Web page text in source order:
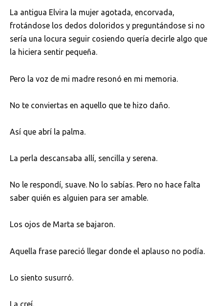
La antigua Elvira la mujer agotada, encorvada,
frotándose los dedos doloridos y preguntándose si no
sería una locura seguir cosiendo quería decirle algo que
la hiciera sentir pequeña.
Pero la voz de mi madre resonó en mi memoria.
No te conviertas en aquello que te hizo daño.
Así que abrí la palma.
La perla descansaba allí, sencilla y serena.
No le respondí, suave. No lo sabías. Pero no hace falta
saber quién es alguien para ser amable.
Los ojos de Marta se bajaron.
Aquella frase pareció llegar donde el aplauso no podía.
Lo siento susurró.
La creí.